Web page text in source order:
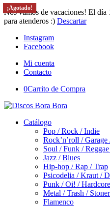
Nos vamos de vacaciones! El día
para atenderos :) Descartar
Instagram
Facebook
Mi cuenta
Contacto
0Carrito de Compra
Catálogo
Pop / Rock / Indie
Rock’n’roll / Garage
Soul / Funk /
Jazz / Blues
Hip-hop / Rap / Trap
Psicodelia / Kraut /
Punk / Oi! /
Metal / Trash /
Flamenco
¡Agotado!